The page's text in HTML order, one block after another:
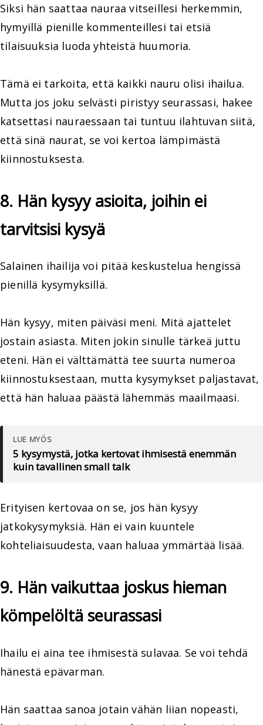
Siksi hän saattaa nauraa vitseillesi herkemmin,
hymyillä pienille kommenteillesi tai etsiä
tilaisuuksia luoda yhteistä huumoria.
Tämä ei tarkoita, että kaikki nauru olisi ihailua.
Mutta jos joku selvästi piristyy seurassasi, hakee
katsettasi nauraessaan tai tuntuu ilahtuvan siitä,
että sinä naurat, se voi kertoa lämpimästä
kiinnostuksesta.
8. Hän kysyy asioita, joihin ei
tarvitsisi kysyä
Salainen ihailija voi pitää keskustelua hengissä
pienillä kysymyksillä.
Hän kysyy, miten päiväsi meni. Mitä ajattelet
jostain asiasta. Miten jokin sinulle tärkeä juttu
eteni. Hän ei välttämättä tee suurta numeroa
kiinnostuksestaan, mutta kysymykset paljastavat,
että hän haluaa päästä lähemmäs maailmaasi.
LUE MYÖS
5 kysymystä, jotka kertovat ihmisestä enemmän
kuin tavallinen small talk
Erityisen kertovaa on se, jos hän kysyy
jatkokysymyksiä. Hän ei vain kuuntele
kohteliaisuudesta, vaan haluaa ymmärtää lisää.
9. Hän vaikuttaa joskus hieman
kömpelöltä seurassasi
Ihailu ei aina tee ihmisestä sulavaa. Se voi tehdä
hänestä epävarman.
Hän saattaa sanoa jotain vähän liian nopeasti,